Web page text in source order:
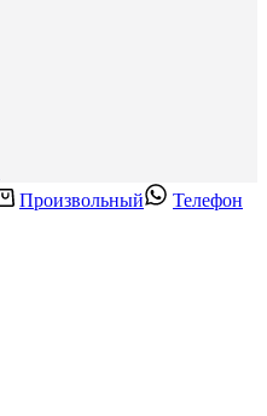
Произвольный Телефон